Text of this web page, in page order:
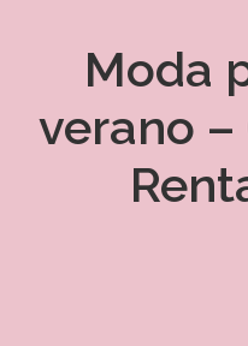
Moda
verano –